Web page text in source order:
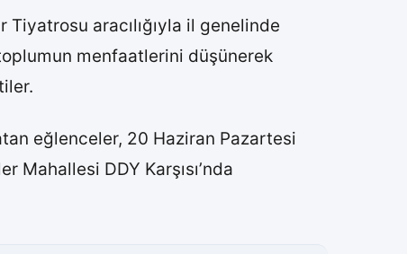
aracılığıyla il genelinde
menfaatlerini düşünerek
eğlenceler, 20 Haziran Pazartesi
Mahallesi DDY Karşısı’nda